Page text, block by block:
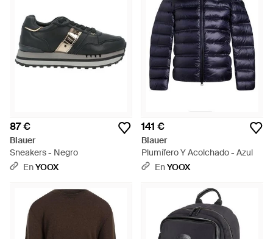
87 €
Blauer
Sneakers - Negro
EnYOOX
141 €
Blauer
Plumífero Y Acolchado - Azul
EnYOOX